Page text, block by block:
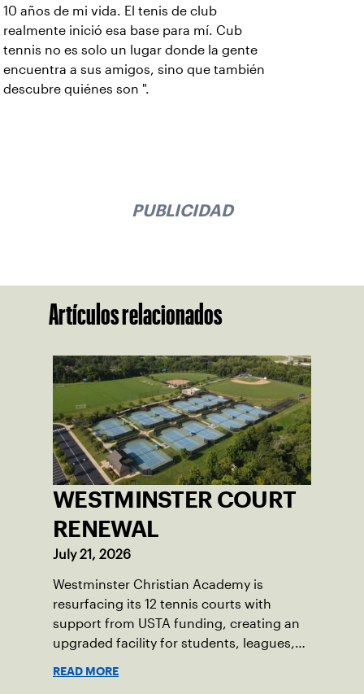
10 años de mi vida. El tenis de club
realmente inició esa base para mí. Cub
tennis no es solo un lugar donde la gente
encuentra a sus amigos, sino que también
descubre quiénes son ".
PUBLICIDAD
Artículos relacionados
WESTMINSTER COURT
RENEWAL
July 21, 2026
Westminster Christian Academy is
resurfacing its 12 tennis courts with
support from USTA funding, creating an
upgraded facility for students, leagues,
READ MORE